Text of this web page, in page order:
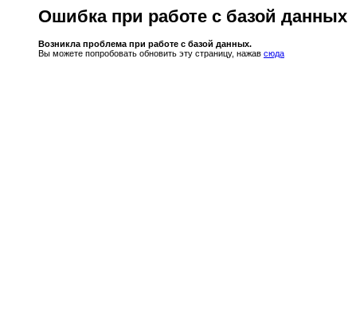
Ошибка при работе с базой данных
Возникла проблема при работе с базой данных.
Вы можете попробовать обновить эту страницу, нажав сюда